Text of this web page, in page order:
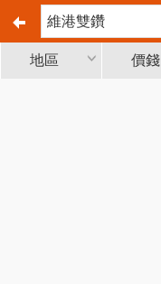
地區 價錢